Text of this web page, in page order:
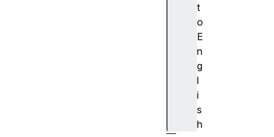
t
o
E
n
g
l
i
s
h
ー